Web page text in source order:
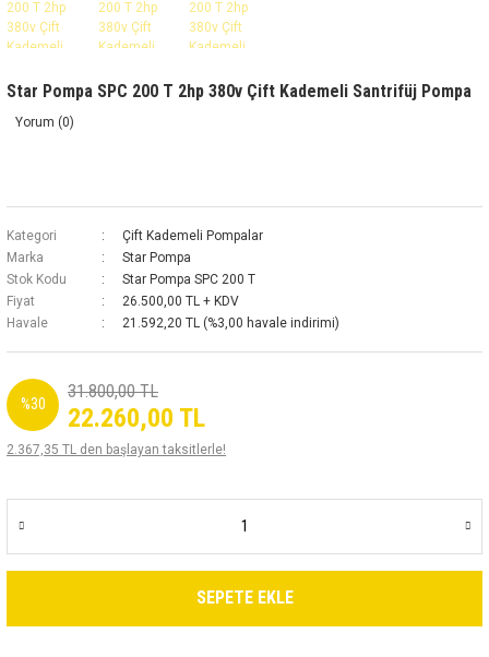
Star Pompa SPC 200 T 2hp 380v Çift Kademeli Santrifüj Pompa
Yorum (0)
Kategori
Çift Kademeli Pompalar
Marka
Star Pompa
Stok Kodu
Star Pompa SPC 200 T
Fiyat
26.500,00 TL + KDV
Havale
21.592,20 TL (%3,00 havale indirimi)
%30
31.800,00 TL
22.260,00 TL
2.367,35 TL den başlayan taksitlerle!
SEPETE EKLE